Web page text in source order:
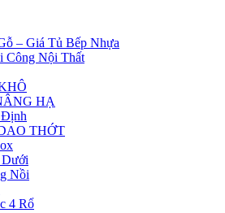
– Giá Tủ Bếp Nhựa
Công Nội Thất
HẠ
Định
THỚT
Nồi
4 Rổ